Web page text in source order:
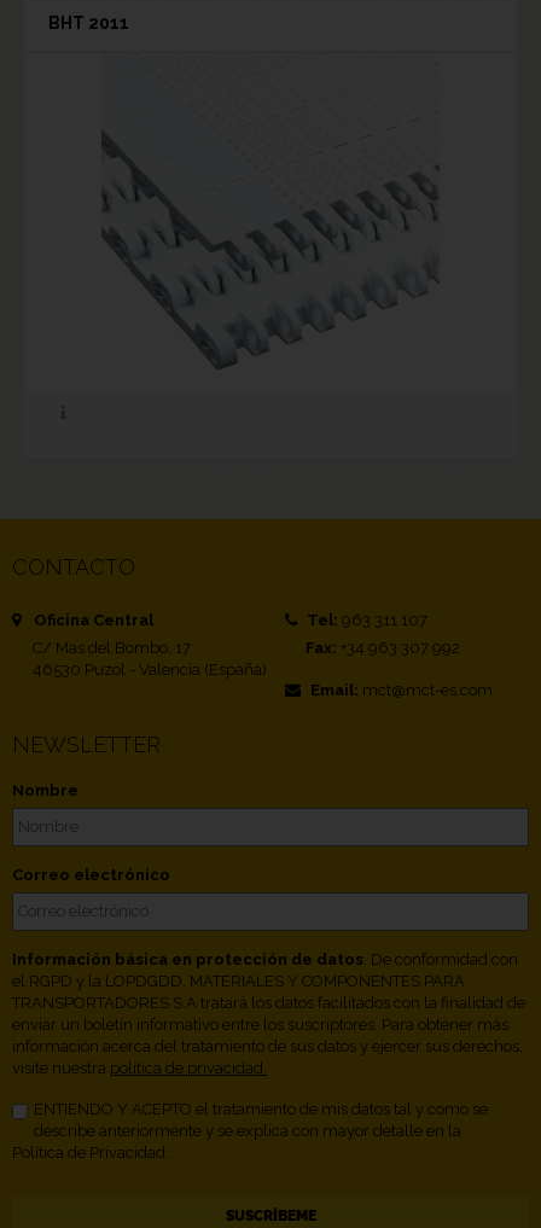
BHT 2011
CONTACTO
Oficina Central
C/ Mas del Bombo, 17
46530 Puzol - Valencia (España)
Tel: 963 311 107
Fax: +34 963 307 992
Email: mct@mct-es.com
NEWSLETTER
Nombre
Correo electrónico
Información básica en protección de datos . De conformidad con
el RGPD y la LOPDGDD, MATERIALES Y COMPONENTES PARA
TRANSPORTADORES S.A tratará los datos facilitados con la finalidad de
enviar un boletín informativo entre los suscriptores. Para obtener más
información acerca del tratamiento de sus datos y ejercer sus derechos,
visite nuestra política de privacidad.
ENTIENDO Y ACEPTO el tratamiento de mis datos tal y como se
describe anteriormente y se explica con mayor detalle en la
Política de Privacidad.